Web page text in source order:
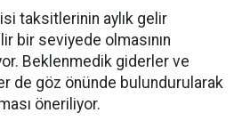
taksitlerinin aylık gelir
bir seviyede olmasının
Beklenmedik giderler ve
de göz önünde bulundurularak
öneriliyor.